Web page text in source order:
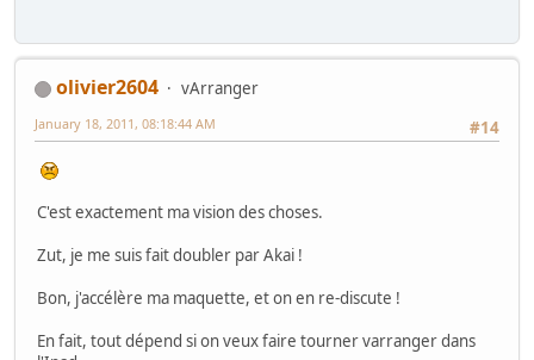
olivier2604
vArranger
#14
January 18, 2011, 08:18:44 AM
C'est exactement ma vision des choses.
Zut, je me suis fait doubler par Akai !
Bon, j'accélère ma maquette, et on en re-discute !
En fait, tout dépend si on veux faire tourner varranger dans